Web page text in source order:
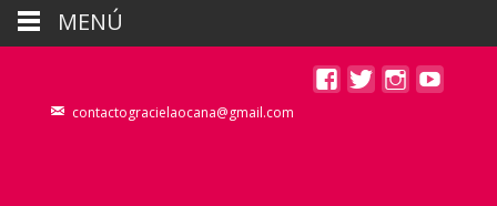
contactogracielaocana@gmail.com
MENÚ